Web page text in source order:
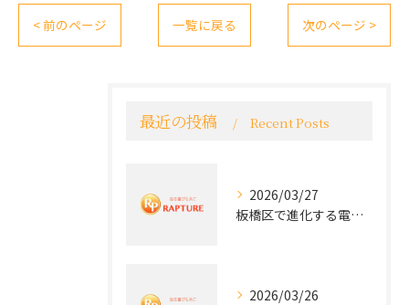
< 前のページ 一覧に戻る 次のページ >
最近の投稿 Recent Posts
2026/03/27
板橋区で進化する電気工事と最新コンセント交換技術
2026/03/26